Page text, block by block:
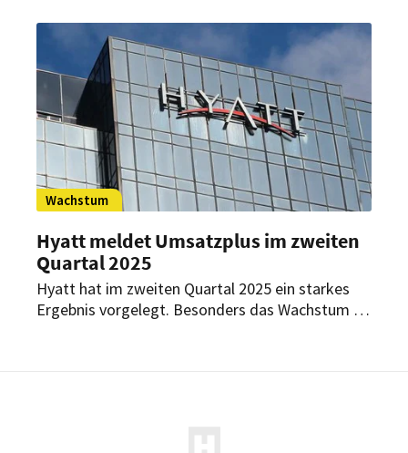
Pritzker nach Enthüllungen über seine
langjährigen Kontakte zu Jeffrey Epstein.
Wachstum
Hyatt meldet Umsatzplus im zweiten
Quartal 2025
Hyatt hat im zweiten Quartal 2025 ein starkes
Ergebnis vorgelegt. Besonders das Wachstum im